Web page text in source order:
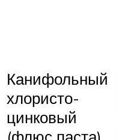
Канифольный
хлористо-
цинковый